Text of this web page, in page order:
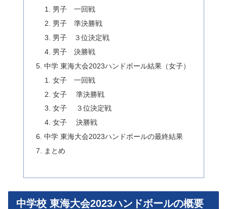
男子 一回戦
男子 準決勝戦
男子 ３位決定戦
男子 決勝戦
中学 東海大会2023ハンドボール結果（女子）
女子 一回戦
女子 準決勝戦
女子 ３位決定戦
女子 決勝戦
中学 東海大会2023ハンドボールの最終結果
まとめ
中学校 東海大会2023ハンドボールの概要